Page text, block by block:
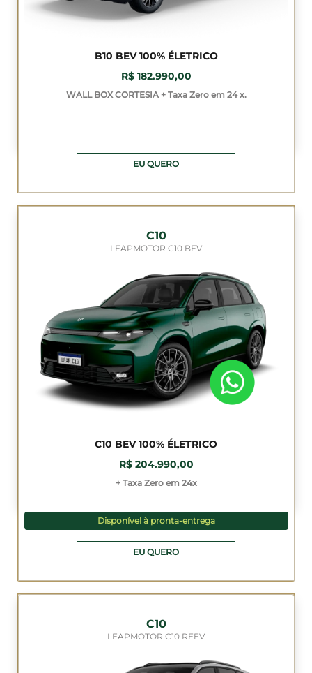
B10 BEV 100% ÉLETRICO
R$ 182.990,00
WALL BOX CORTESIA + Taxa Zero em 24 x.
EU QUERO
C10
LEAPMOTOR C10 BEV
C10 BEV 100% ÉLETRICO
R$ 204.990,00
+ Taxa Zero em 24x
Disponível à pronta-entrega
EU QUERO
C10
LEAPMOTOR C10 REEV